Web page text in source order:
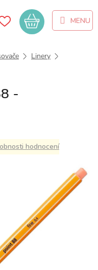
Nákupní
košík
Linery
-
hodnocení